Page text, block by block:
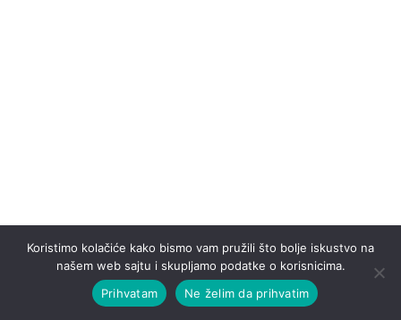
Koristimo kolačiće kako bismo vam pružili što bolje iskustvo na
našem web sajtu i skupljamo podatke o korisnicima.
Prihvatam
Ne želim da prihvatim